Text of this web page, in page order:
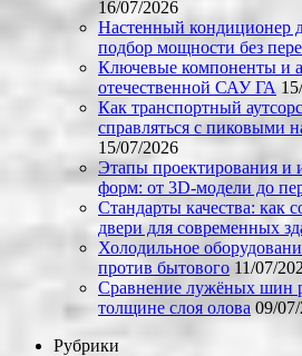
16/07/2026
Настенный кондиционер
подбор мощности без
Ключевые компоненты и
отечественной САУ ГА
Как транспортный
справляться с пиковыми
15/07/2026
Этапы проектирования и
форм: от 3D-модели до
Стандарты качества: как
двери для современных
Холодильное
против бытового 11/07/
Сравнение лужёных шин
толщине слоя олова 09/
Рубрики